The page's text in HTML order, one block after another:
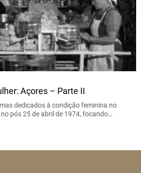
Açores – Parte II
dedicados à condição feminina no
pós 25 de abril de 1974, focando…